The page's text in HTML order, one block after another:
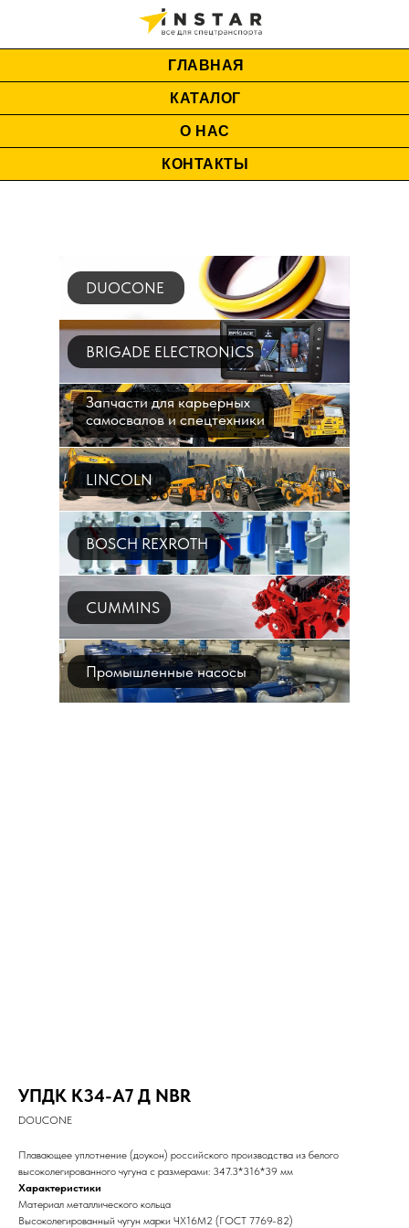
ГЛАВНАЯ
КАТАЛОГ
О НАС
КОНТАКТЫ
DUOCONE
BRIGADE ELECTRONICS
Запчасти для карьерных
самосвалов и спецтехники
LINCOLN
BOSCH REXROTH
CUMMINS
Промышленные насосы
УПДК К34-А7 Д NBR
DOUCONE
Плавающее уплотнение (доукон) российского производства из белого
высоколегированного чугуна с размерами: 347.3*316*39 мм
Характеристики
Материал металлического кольца
Высоколегированный чугун марки ЧХ16М2 (ГОСТ 7769-82)